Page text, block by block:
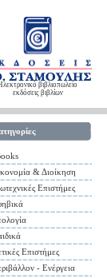
βιβλιοπωλείο
εκδόσεις βιβλίων
& Διοίκηση
Επιστήμες
Επιστήμες
- Ενέργεια